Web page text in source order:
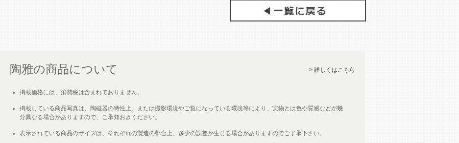
陶雅の商品について > 詳しくはこちら
掲載価格には、消費税は含まれておりません。
掲載している商品写真は、陶磁器の特性上、または撮影環境やご覧になっている環境等により、実物とは色や質感などが幾
分異なる場合がありますので、ご承知おきください。
表示されている商品のサイズは、それぞれの製造の都合上、多少の誤差が生じる場合がありますのでご了承下さい。